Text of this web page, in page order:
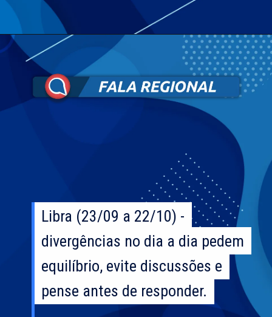
Libra (23/09 a 22/10) -
divergências no dia a dia pedem
equilíbrio, evite discussões e
pense antes de responder.
Libra (23/09 a 22/10) -
divergências no dia a dia pedem
equilíbrio, evite discussões e
pense antes de responder.